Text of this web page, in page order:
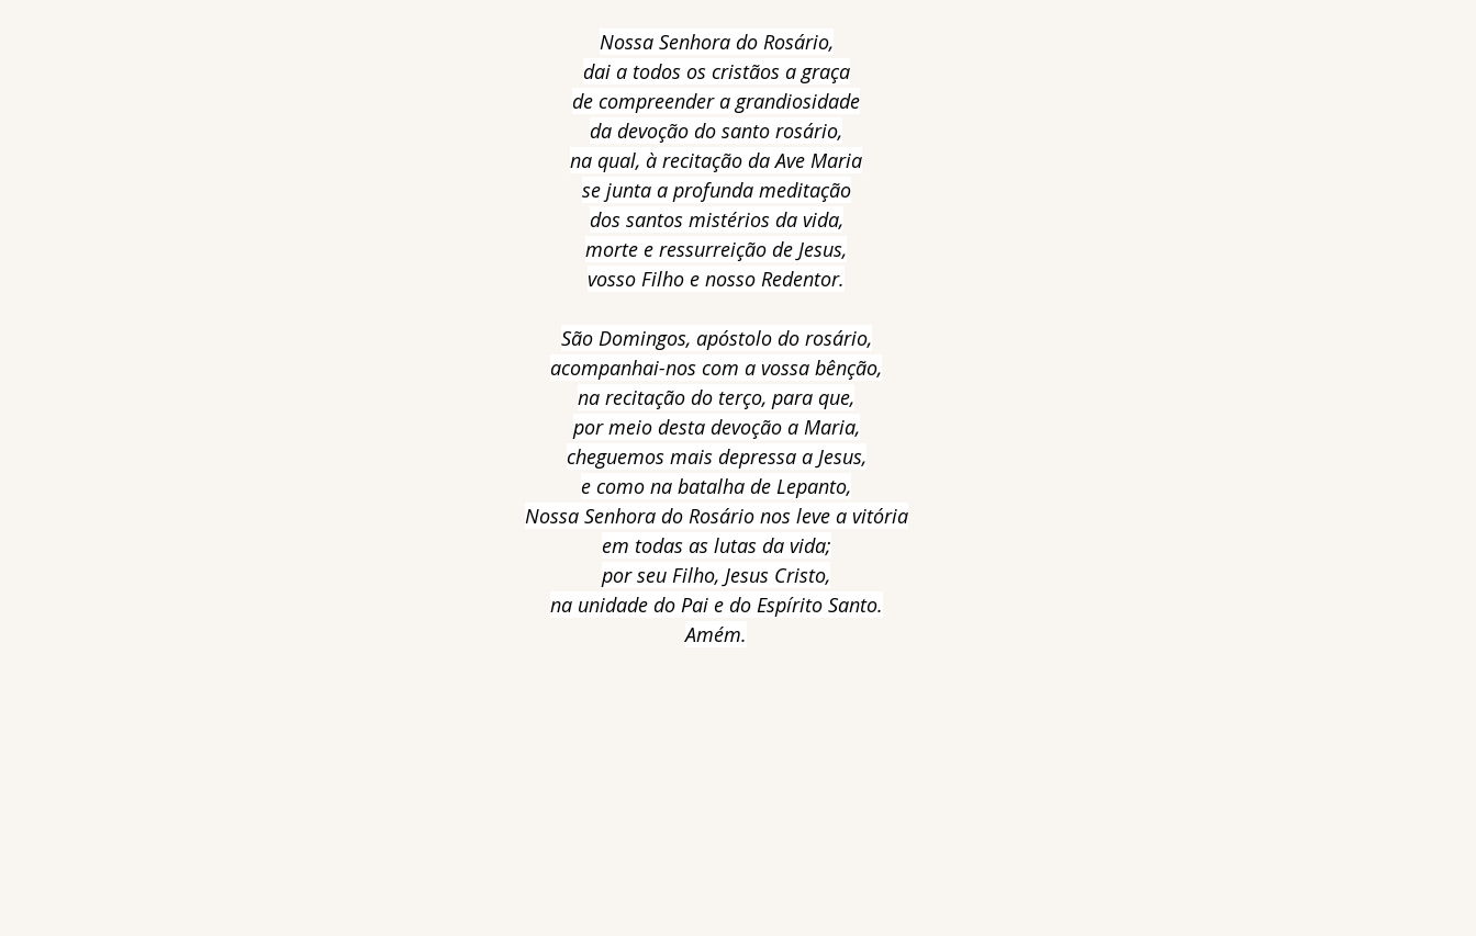
Nossa Senhora do Rosário,
dai a todos os cristãos a graça
de compreender a grandiosidade
da devoção do santo rosário,
na qual, à recitação da Ave Maria
se junta a profunda meditação
dos santos mistérios da vida,
morte e ressurreição de Jesus,
vosso Filho e nosso Redentor.
São Domingos, apóstolo do rosário,
acompanhai-nos com a vossa bênção,
na recitação do terço, para que,
por meio desta devoção a Maria,
cheguemos mais depressa a Jesus,
e como na batalha de Lepanto,
Nossa Senhora do Rosário nos leve a vitória
em todas as lutas da vida;
por seu Filho, Jesus Cristo,
na unidade do Pai e do Espírito Santo.
Amém.